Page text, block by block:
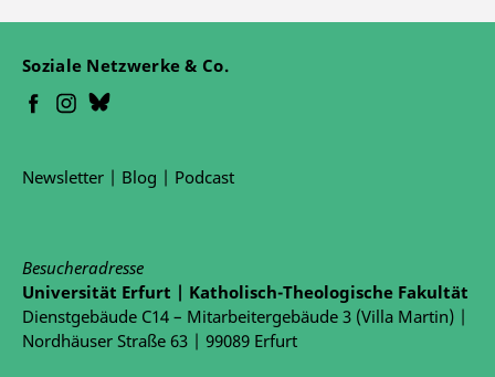
Soziale Netzwerke & Co.
Newsletter | Blog | Podcast
Besucheradresse
Universität Erfurt | Katholisch-Theologische Fakultät
Dienstgebäude C14 – Mitarbeitergebäude 3 (Villa Martin) |
Nordhäuser Straße 63 | 99089 Erfurt